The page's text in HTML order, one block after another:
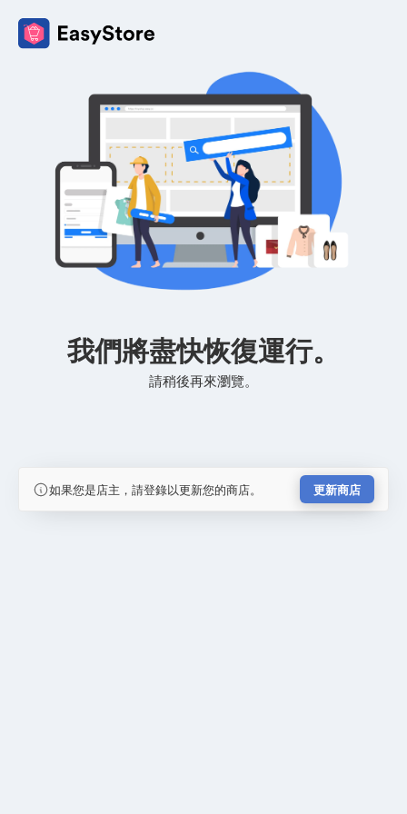
我們將盡快恢復運行。
請稍後再來瀏覽。
如果您是店主，請登錄以更新您的商店。 更新商店